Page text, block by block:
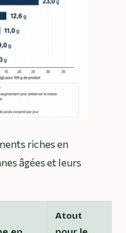
riches en
âgées et leurs
Atout